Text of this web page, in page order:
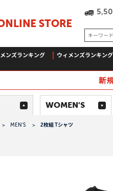
キーワー
メンズランキング ウィメンズランキング
WOMEN'S
> MEN'S > 2枚組 Tシャツ